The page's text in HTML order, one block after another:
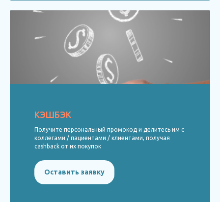
КЭШБЭК
Получите персональный промокод и делитесь им с
коллегами / пациентами / клиентами, получая
cashback от их покупок
Оставить заявку